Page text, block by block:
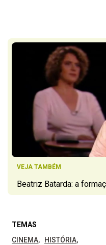
VEJA TAMBÉM
Beatriz Batarda: a
TEMAS
CINEMA
HISTÓRIA